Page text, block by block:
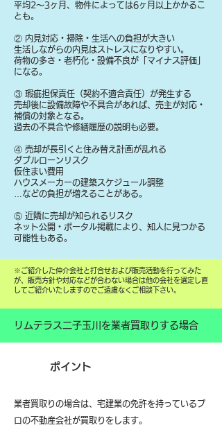
平均2〜3ヶ月、物件によっては6ヶ月以上かかるこ
とも。
② 内見対応・掃除・生活への負担が大きい
生活しながらの内見はストレスになりやすい。
荷物の多さ・老朽化・設備不良が「マイナス評価」
になる。
③ 瑕疵担保責任（契約不適合責任）が発生する
売却後に設備故障や不具合があれば、売主が対応・
補償の対象となる。
過去の不具合や修繕履歴の説明も必要。
④ 売却が長引くと住み替え計画が乱れる
ダブルローンリスク
仮住まい費用
ハウスメーカーの建築スケジュール調整
…などの負担が増えることがある。
⑤ 近隣に売却が知られるリスク
ネット公開・ポータル掲載により、知人に見つかる
可能性もある。
​※ご紹介した仲介会社と打合せおよび販売活動を行ってみた
が、販売方針や対応などが合わない場合は他の会社を選定し直
してご紹介いたしますのでご遠慮なくご相談下さい。
リムテラス二子玉川を業者買取りする場合
ポイント
業者買取りの場合は、宅建業の免許を持っているプ
ロの不動産会社が買取りをします。